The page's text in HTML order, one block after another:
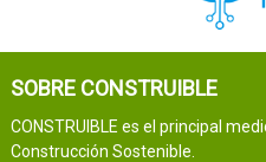
SOBRE CONSTRUIBLE
CONSTRUIBLE es el principal
Construcción Sostenible.